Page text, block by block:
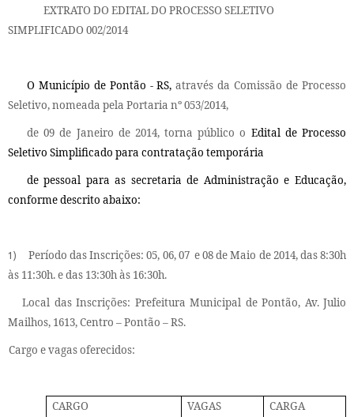
EXTRATO DO EDITAL DO PROCESSO SELETIVO
SIMPLIFICADO 002/2014
O Município de Pontão - RS,através da Comissão de Processo
Seletivo, nomeada pela Portaria nº 053/2014,
de 09 de Janeiro de 2014, torna público o Edital de Processo
Seletivo Simplificado para contratação temporária
de pessoal para as secretaria de Administração e Educação,
conforme descrito abaixo:
1) Período das Inscrições:05, 06, 07 e 08 de Maio de 2014, das 8:30h
às 11:30h. e das 13:30h às 16:30h.
Local das Inscrições: Prefeitura Municipal de Pontão, Av. Julio
Mailhos, 1613, Centro – Pontão – RS.
Cargo e vagas oferecidos:
CARGO VAGAS
CARGA